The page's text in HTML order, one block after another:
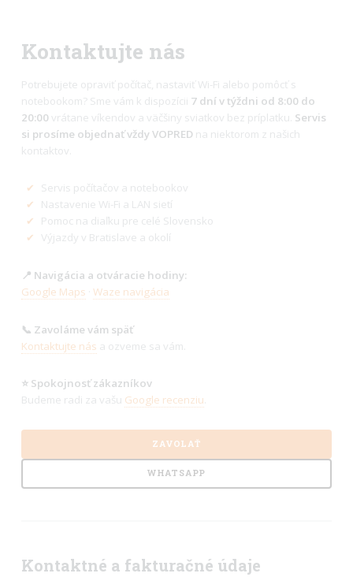
Kontaktujte nás
Potrebujete opraviť počítač, nastaviť Wi-Fi alebo pomôcť s
notebookom? Sme vám k dispozícii 7 dní v týždni od 8:00 do
20:00 vrátane víkendov a väčšiny sviatkov bez príplatku. Servis
si prosíme objednať vždy VOPRED na niektorom z našich
kontaktov.
✔
Servis počítačov a notebookov
✔
Nastavenie Wi-Fi a LAN sietí
✔
Pomoc na diaľku pre celé Slovensko
✔
Výjazdy v Bratislave a okolí
📍 Navigácia a otváracie hodiny:
Google Maps Waze navigácia
📞 Zavoláme vám späť
Kontaktujte nás a ozveme sa vám.
⭐ Spokojnosť zákazníkov
Budeme radi za vašu Google recenziu
ZAVOLAŤ
WHATSAPP
Kontaktné a fakturačné údaje